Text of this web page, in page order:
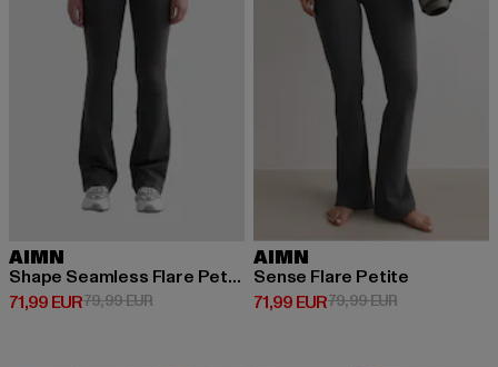
AIMN
Shape Seamless Flare Petite
71,99 EUR
Prix courant: 71,99 EUR
79,99 EURPrix en promotion: 79,99 EUR
AIMN
Sense Flare Petite
71,99 EUR
Prix courant: 71,99 EUR
79,99 EURPrix en